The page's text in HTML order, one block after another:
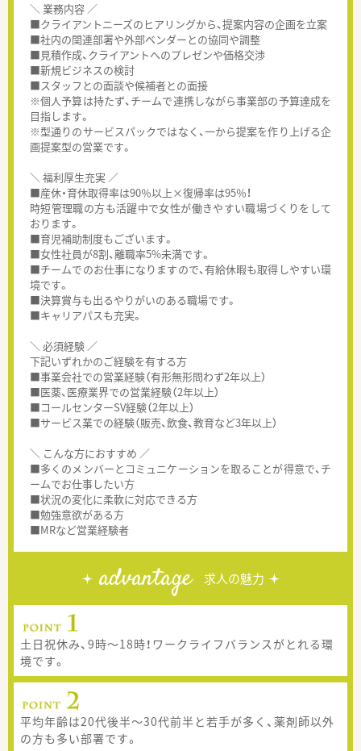
＼ 業務内容 ／
■クライアントニーズのヒアリングから、提案内容の企画を立案
■社内の関連部署や外部ベンダーとの協同や調整
■見積作成、クライアントへのプレゼンや価格交渉
■新規ビジネスの検討
■スタッフとの面談や候補者との面接
※個人予算は持たず、チームで連携しながら事業部の予算達成を
目指します。
※型通りのサービスパックではなく、一から提案を作り上げる企
画提案型の営業です。
＼ 福利厚生充実 ／
■産休・育休取得率は90％以上×復帰率は95％！
時短管理職の方も活躍中で女性が働きやすい職場づくりをして
おります。
■育児補助制度もございます。
■女性社員が8割、離職率5%未満です。
■チームでのお仕事になりますので、有給休暇も取得しやすい環
境です。
■決算賞与も出るやりがいのある職場です。
■キャリアパスも充実。
＼ 必須経験 ／
下記いずれかのご経験を有する方
■事業会社での営業経験（有形無形問わず2年以上）
■医薬、医療業界での営業経験（2年以上）
■コールセンターSV経験（2年以上）
■サービス業での経験（販売、飲食、教育など3年以上）
＼ こんな方におすすめ ／
■多くのメンバーとコミュニケーションを取ることが得意で、チ
ームでお仕事したい方
■状況の変化に柔軟に対応できる方
■勉強意欲がある方
■MRなど営業経験者
advantage 求人の魅力
土日祝休み、9時～18時！ワークライフバランスがとれる環
境です。
平均年齢は20代後半～30代前半と若手が多く、薬剤師以外
の方も多い部署です。